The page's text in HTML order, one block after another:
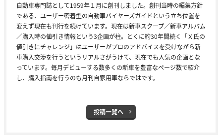
自動車専門誌として1959年１月に創刊しました。創刊当時の編集方針
である、ユーザー密着型の自動車バイヤーズガイドという立ち位置を
変えず現在も刊行を続けています。現在は新車スクープ／新車アルバム
／購入時の値引き情報という3企画が柱。とくに約30年間続く「Ｘ氏の
値引きにチャレンジ」はユーザーがプロのアドバイスを受けながら新
車購入交渉を行うというリアルさがうけて、現在でも人気の企画とな
っています。毎月デビューする数多くの新車を豊富なページ数で紹介
し、購入指南を行うのも月刊自家用車ならではです。
投稿一覧へ